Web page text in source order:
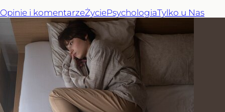
Opinie i komentarzeŻyciePsychologiaTylko u Nas